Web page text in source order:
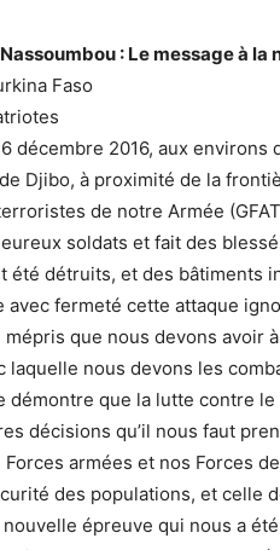
: Le message à
Faso
décembre 2016, aux
Djibo, à proximité de la
de notre Armée
soldats et fait des
été détruits, et des bâtiments
avec fermeté cette attaque
mépris que nous devons avoir
laquelle nous devons les
démontre que la lutte contre
décisions qu’il nous faut
Forces armées et nos Forces
des populations, et celle
épreuve qui nous a